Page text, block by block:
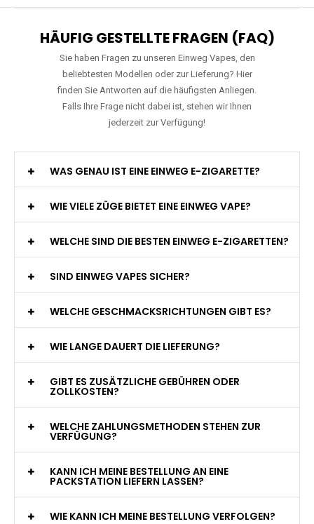
HÄUFIG GESTELLTE FRAGEN (FAQ)
Sie haben Fragen zu unseren Einweg Vapes, den
beliebtesten Modellen oder zur Lieferung? Hier
finden Sie Antworten auf die häufigsten Anliegen.
Falls Ihre Frage nicht dabei ist, stehen wir Ihnen
jederzeit zur Verfügung!
WAS GENAU IST EINE EINWEG E-ZIGARETTE?
WIE VIELE ZÜGE BIETET EINE EINWEG VAPE?
WELCHE SIND DIE BESTEN EINWEG E-ZIGARETTEN?
SIND EINWEG VAPES SICHER?
WELCHE GESCHMACKSRICHTUNGEN GIBT ES?
WIE LANGE DAUERT DIE LIEFERUNG?
GIBT ES ZUSÄTZLICHE GEBÜHREN ODER
ZOLLKOSTEN?
WELCHE ZAHLUNGSMETHODEN STEHEN ZUR
VERFÜGUNG?
KANN ICH MEINE BESTELLUNG AN EINE
PACKSTATION LIEFERN LASSEN?
WIE KANN ICH MEINE BESTELLUNG VERFOLGEN?